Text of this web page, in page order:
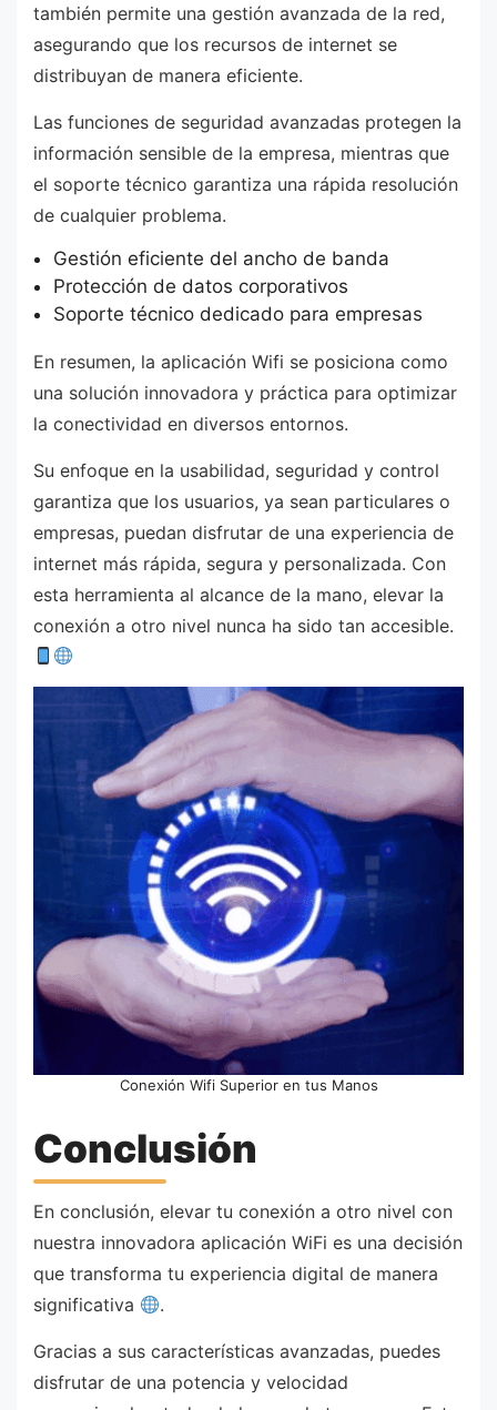
también permite una gestión avanzada de la red,
asegurando que los recursos de internet se
distribuyan de manera eficiente.
Las funciones de seguridad avanzadas protegen la
información sensible de la empresa, mientras que
el soporte técnico garantiza una rápida resolución
de cualquier problema.
Gestión eficiente del ancho de banda
Protección de datos corporativos
Soporte técnico dedicado para empresas
En resumen, la aplicación Wifi se posiciona como
una solución innovadora y práctica para optimizar
la conectividad en diversos entornos.
Su enfoque en la usabilidad, seguridad y control
garantiza que los usuarios, ya sean particulares o
empresas, puedan disfrutar de una experiencia de
internet más rápida, segura y personalizada. Con
esta herramienta al alcance de la mano, elevar la
conexión a otro nivel nunca ha sido tan accesible.
Conexión Wifi Superior en tus Manos
Conclusión
En conclusión, elevar tu conexión a otro nivel con
nuestra innovadora aplicación WiFi es una decisión
que transforma tu experiencia digital de manera
significativa
.
Gracias a sus características avanzadas, puedes
disfrutar de una potencia y velocidad